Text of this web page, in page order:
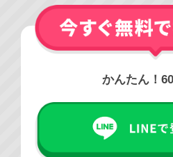
かんたん！